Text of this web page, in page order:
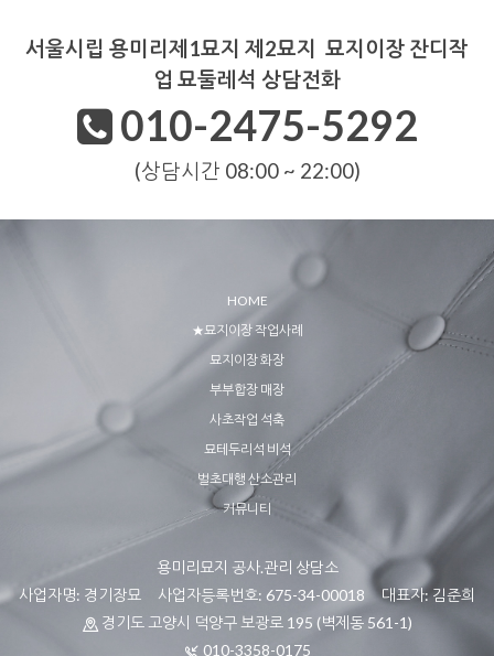
서울시립 용미리제1묘지 제2묘지 묘지이장 잔디작
업 묘둘레석 상담전화
010-2475-5292
(상담시간 08:00 ~ 22:00)
HOME
★묘지이장 작업사례
묘지이장 화장
부부합장 매장
사초작업 석축
묘테두리석 비석
벌초대행 산소관리
커뮤니티
용미리묘지 공사.관리 상담소
사업자명: 경기장묘 사업자등록번호: 675-34-00018 대표자: 김준희
경기도 고양시 덕양구 보광로 195 (벽제동 561-1)
010-3358-0175